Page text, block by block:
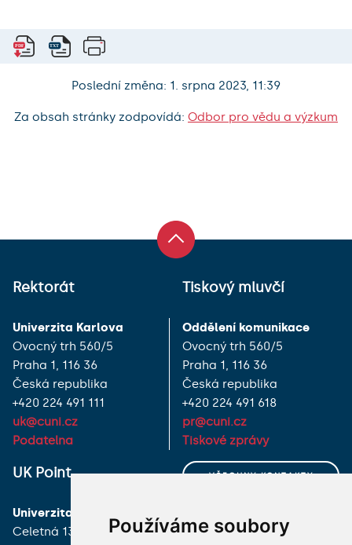
Používáme soubory
Poslední změna: 1. srpna 2023, 11:39
Za obsah stránky zodpovídá: Odbor pro vědu a výzkum
Rektorát
Univerzita Karlova
Ovocný trh 560/5
Praha 1, 116 36
Česká republika
+420 224 491 111
uk@cuni.cz
Podatelna
Tiskový mluvčí
Oddělení komunikace
Ovocný trh 560/5
Praha 1, 116 36
Česká republika
+420 224 491 618
pr@cuni.cz
Tiskové zprávy
UK Point
Univerzita Karlova
Celetná 13
VŠECHNY KONTAKTY